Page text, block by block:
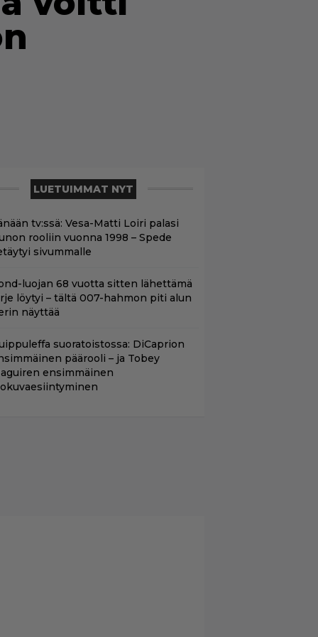
LUETUIMMAT NYT
tv:ssä: Vesa-Matti Loiri palasi
rooliin vuonna 1998 – Spede
sivummalle
luojan 68 vuotta sitten lähettämä
löytyi – tältä 007-hahmon piti alun
näyttää
suoratoistossa: DiCaprion
päärooli – ja Tobey
ensimmäinen